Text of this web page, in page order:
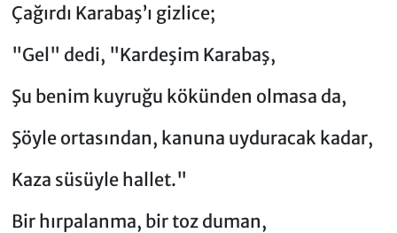
​Çağırdı Karabaş’ı gizlice;
"Gel" dedi, "Kardeşim Karabaş,
Şu benim kuyruğu kökünden olmasa da,
Şöyle ortasından, kanuna uyduracak kadar,
Kaza süsüyle hallet."
​Bir hırpalanma, bir toz duman,